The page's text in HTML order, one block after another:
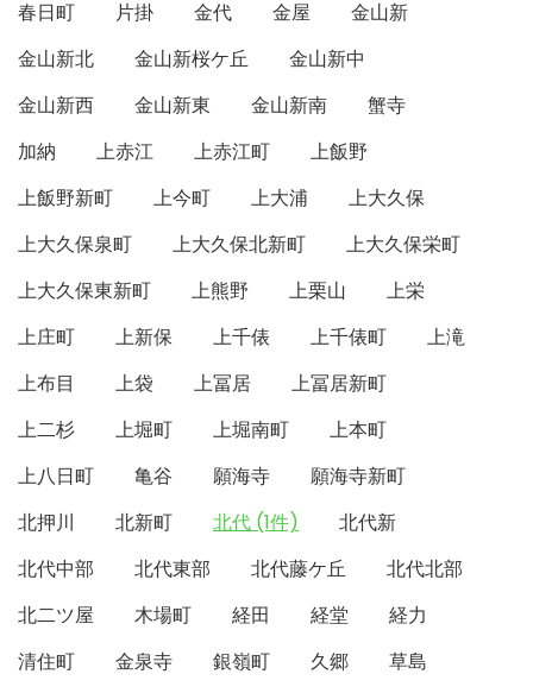
春日町 片掛 金代 金屋
金山新
金山新北
金山新桜ケ丘
金山新中
金山新西
金山新東 金山新南
蟹寺
加納
上赤江 上赤江町
上飯野
上飯野新町
上今町 上大浦
上大久保
上大久保泉町
上大久保北新町
上大久保栄町
上大久保東新町
上熊野 上栗山
上栄
上庄町
上新保 上千俵 上千俵町
上滝
上布目
上袋 上冨居
上冨居新町
上二杉
上堀町 上堀南町
上本町
上八日町
亀谷 願海寺
願海寺新町
北押川
北新町 北代 (1件)
北代新
北代中部
北代東部 北代藤ケ丘
北代北部
北二ツ屋
木場町 経田 経堂
経力
清住町
金泉寺 銀嶺町 久郷
草島